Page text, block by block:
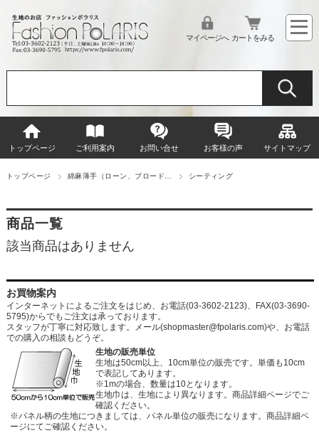
マイページへ カートをみる
トップページ ご利用案内 お問い合せ お客様の声 サイトマップ
トップページ 綿麻薄手（ローン、ブロード… シーティング
商品一覧
該当商品はありません
お買物案内
インターネットによるご注文をはじめ、お電話(03-3602-2123)、FAX(03-3690-
5795)からでもご注文は承っております。
スタッフが丁寧に対応致します。メール(shopmaster@fpolaris.com)や、お電話
での購入の相談もどうぞ。
生地の販売単位
生地は50cm以上、10cm単位の販売です。単価も10cm
で表記してあります。
※1mの場合、数量は10となります。
生地巾は、生地により異なります。商品詳細ページでご
確認ください。
※パネル柄の生地につきましては、パネル単位の販売になります。商品詳細ペ
ージにてご確認ください。